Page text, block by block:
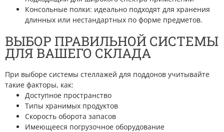
Консольные полки: идеально подходят для хранения
длинных или нестандартных по форме предметов.
ВЫБОР ПРАВИЛЬНОЙ СИСТЕМЫ
ДЛЯ ВАШЕГО СКЛАДА
При выборе системы стеллажей для поддонов учитывайте
такие факторы, как:
Доступное пространство
Типы хранимых продуктов
Скорость оборота запасов
Имеющееся погрузочное оборудование